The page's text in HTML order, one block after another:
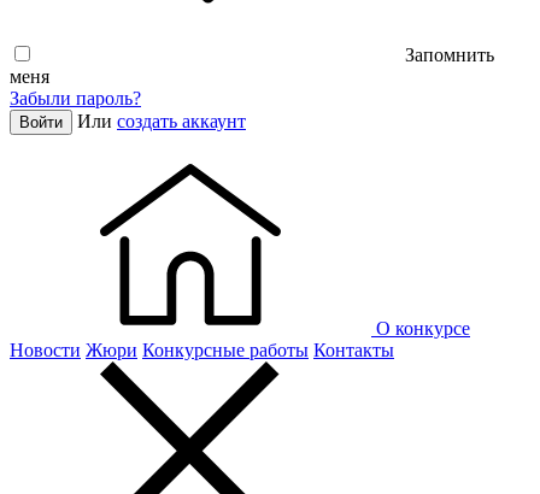
Запомнить
меня
Забыли пароль?
Войти Или создать аккаунт
О конкурсе
Новости Жюри Конкурсные работы Контакты